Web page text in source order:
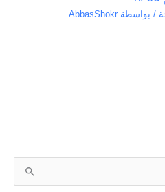
/ بواسطة AbbasShokr